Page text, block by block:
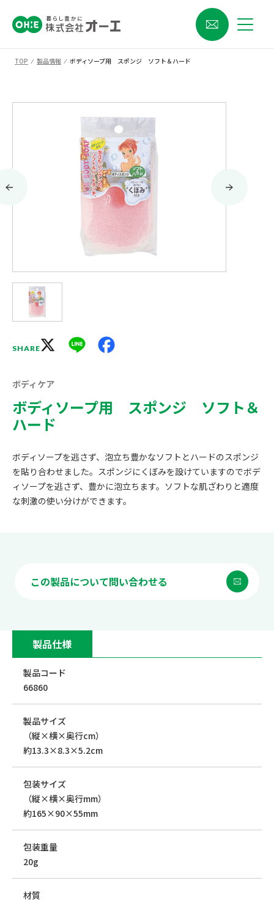
TOP ⁄ 製品情報 ⁄ ボディソープ用 スポンジ ソフト＆ハード
SHARE Line
ボディケア
ボディソープ用 スポンジ ソフト＆
ハード
ボディソープを逃さず、泡立ち豊かなソフトとハードのスポンジ
を貼り合わせました。スポンジにくぼみを設けていますのでボデ
ィソープを逃さず、豊かに泡立ちます。ソフトな肌ざわりと適度
な刺激の使い分けができます。
製品仕様
製品コード
66860
製品サイズ
（縦×横×奥行cm）
約13.3×8.3×5.2cm
包装サイズ
（縦×横×奥行mm）
約165×90×55mm
包装重量
20g
材質
この製品について問い合わせる